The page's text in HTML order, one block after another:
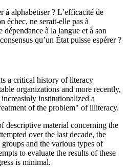
à alphabétiser ? L’efficacité de
échec, ne serait-elle pas à
dépendance à la langue et à son
qu’un État puisse espérer ?
a critical history of literacy
organizations and more recently,
institutionalized a
of the problem" of illiteracy.
descriptive material concerning the
over the last decade, the
and the various types of
to evaluate the results of these
is minimal.